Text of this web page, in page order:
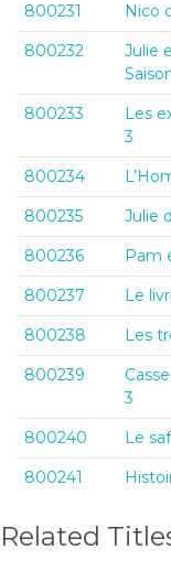
800231
Nico
800232
Julie
800233
Les
3
800234
800235
Julie
800236
Pam
800237
Le
800238
Les
800239
3
800240
Le
800241
Related